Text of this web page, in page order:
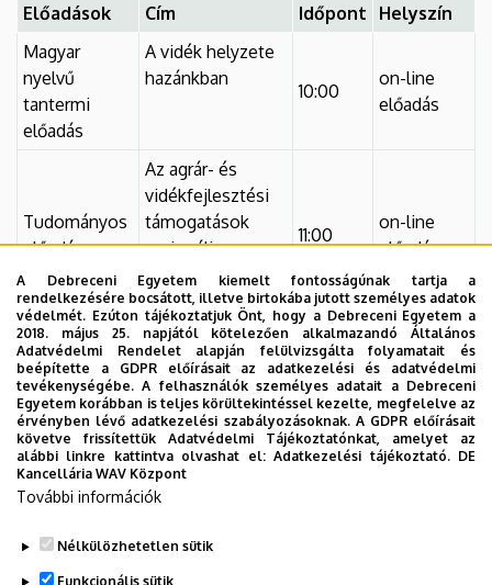
Előadások Cím Időpont
Helyszín
Magyar
nyelvű
tantermi
előadás
A vidék helyzete
hazánkban
10:00
on-line
előadás
Tudományos
előadás
Az agrár- és
vidékfejlesztési
támogatások
regionális
hatásának
elemzése
11:00
on-line
előadás
Angol nyelvű
tantermi
előadás
Analysis of the
regional effect of
agricultural and
rural
development
subsidies
11:00
on-line
előadás
A Debreceni Egyetem kiemelt fontosságúnak tartja a
rendelkezésére bocsátott, illetve birtokába jutott személyes adatok
védelmét. Ezúton tájékoztatjuk Önt, hogy a Debreceni Egyetem a
2018. május 25. napjától kötelezően alkalmazandó Általános
Adatvédelmi Rendelet alapján felülvizsgálta folyamatait és
beépítette a GDPR előírásait az adatkezelési és adatvédelmi
tevékenységébe. A felhasználók személyes adatait a Debreceni
Egyetem korábban is teljes körültekintéssel kezelte, megfelelve az
érvényben lévő adatkezelési szabályozásoknak. A GDPR előírásait
követve frissítettük Adatvédelmi Tájékoztatónkat, amelyet az
alábbi linkre kattintva olvashat el:Adatkezelési tájékoztató. DE
Kancellária WAV Központ
További információk
Nélkülözhetetlen sütik
Funkcionális sütik